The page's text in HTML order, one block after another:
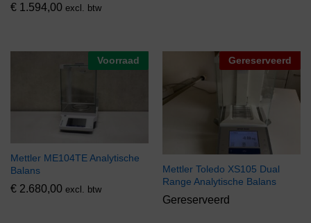
€ 1.594,00 excl. btw
Voorraad
Mettler ME104TE Analytische
Balans
€ 2.680,00 excl. btw
Gereserveerd
Mettler Toledo XS105 Dual
Range Analytische Balans
Gereserveerd